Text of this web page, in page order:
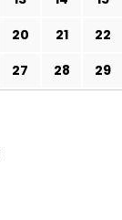
20 21 22
27 28 29